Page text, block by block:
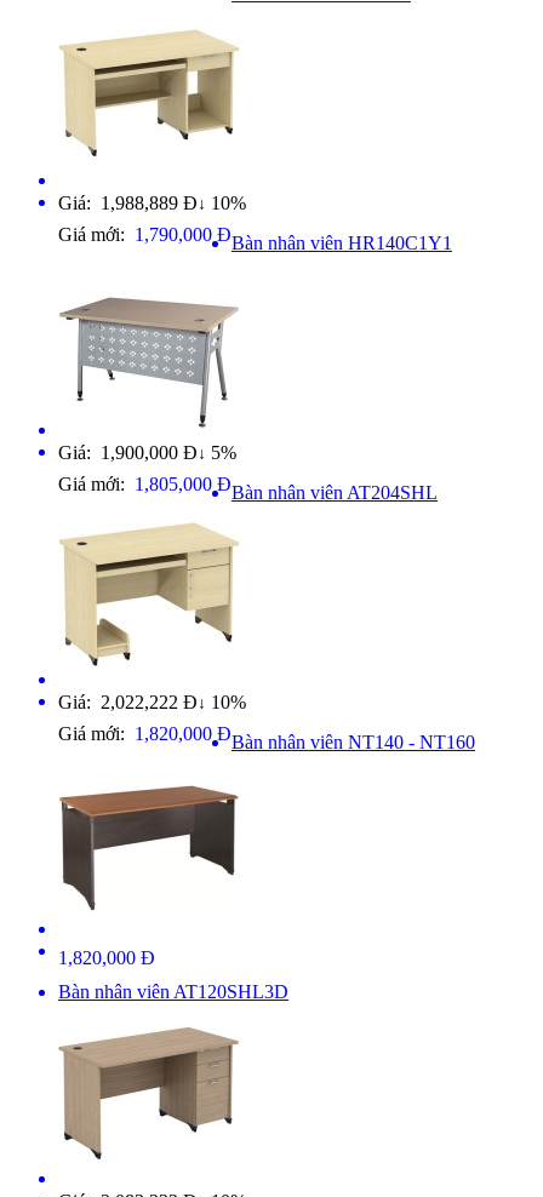
Giá: 1,988,889 Đ ↓ 10%
Giá mới: 1,790,000 ĐBàn nhân viên HR140C1Y1
Giá: 1,900,000 Đ ↓ 5%
Giá mới: 1,805,000 ĐBàn nhân viên AT204SHL
Giá: 2,022,222 Đ ↓ 10%
Giá mới: 1,820,000 ĐBàn nhân viên NT140 - NT160
1,820,000 Đ
Bàn nhân viên AT120SHL3D